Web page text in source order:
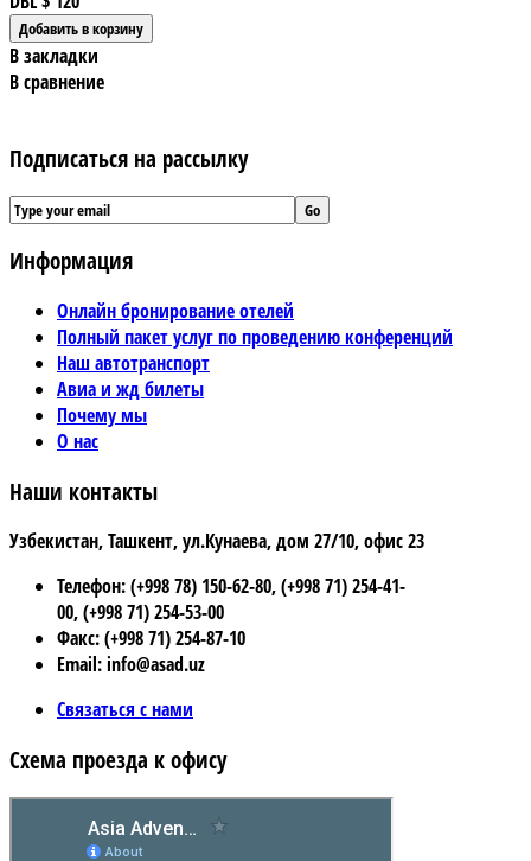
В закладки
В сравнение
Подписаться на рассылку
Информация
Онлайн бронирование отелей
Полный пакет услуг по проведению конференций
Наш автотранспорт
Авиа и жд билеты
Почему мы
О нас
Наши контакты
Узбекистан, Ташкент, ул.Кунаева, дом 27/10, офис 23
Телефон: (+998 78) 150-62-80, (+998 71) 254-41-
00, (+998 71) 254-53-00
Факс: (+998 71) 254-87-10
Email: info@asad.uz
Связаться с нами
Схема проезда к офису